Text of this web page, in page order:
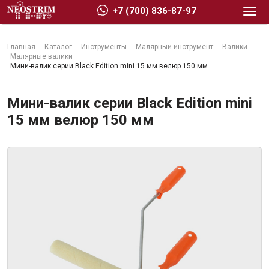
Главная Каталог Инструменты Малярный инструмент
Валики
Малярные валики
Мини-валик серии Black Edition mini 15 мм велюр 150 мм
Мини-валик серии Black Edition mini
15 мм велюр 150 мм
+7 (700) 836-87-97
Стройматериалы
Сухие строительные смеси